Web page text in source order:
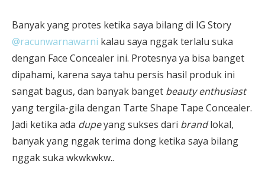
Banyak yang protes ketika saya bilang di IG Story
@racunwarnawarni kalau saya nggak terlalu suka
dengan Face Concealer ini. Protesnya ya bisa banget
dipahami, karena saya tahu persis hasil produk ini
sangat bagus, dan banyak banget beauty enthusiast
yang tergila-gila dengan Tarte Shape Tape Concealer.
Jadi ketika ada dupeyang sukses dari brandlokal,
banyak yang nggak terima dong ketika saya bilang
nggak suka wkwkwkw..